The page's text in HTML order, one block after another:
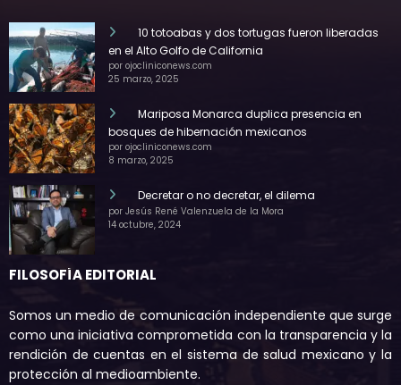
10 totoabas y dos tortugas fueron liberadas
en el Alto Golfo de California
por ojocliniconews.com
25 marzo, 2025
Mariposa Monarca duplica presencia en
bosques de hibernación mexicanos
por ojocliniconews.com
8 marzo, 2025
Decretar o no decretar, el dilema
por Jesús René Valenzuela de la Mora
14 octubre, 2024
FILOSOFÍA EDITORIAL
Somos un medio de comunicación independiente que surge
como una iniciativa comprometida con la transparencia y la
rendición de cuentas en el sistema de salud mexicano y la
protección al medioambiente.